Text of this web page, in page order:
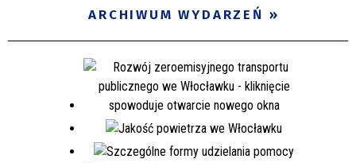
ARCHIWUM WYDARZEŃ